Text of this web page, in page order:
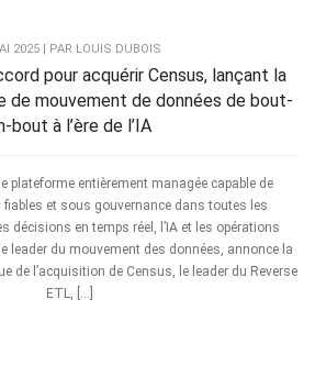
2025 | PAR LOUIS DUBOIS
pour acquérir Census, lançant la
de mouvement de données de bout-
bout à l’ère de l’IA
plateforme entièrement managée capable de
fiables et sous gouvernance dans toutes les
décisions en temps réel, l’IA et les opérations
leader du mouvement des données, annonce la
de l’acquisition de Census, le leader du Reverse
ETL, […]